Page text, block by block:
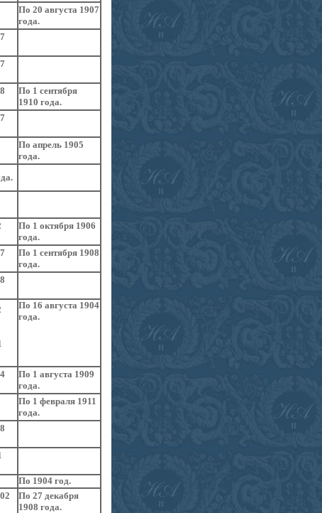
По 20 августа 1907
года.
По 1 сентября
1910 года.
По апрель 1905
года.
По 1 октября 1906
года.
По 1 сентября 1908
года.
По 16 августа 1904
года.
По 1 августа 1909
года.
По 1 февраля 1911
года.
По 1904 год.
По 27 декабря
1908 года.